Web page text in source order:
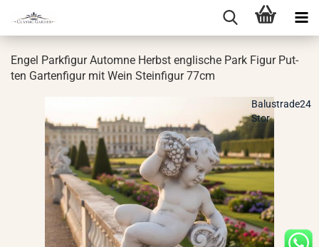
Engel Park­fi­gur Aut­o­m­ne Herbst eng­li­sche Park Figur Put­
ten Gar­ten­fi­gur mit Wein Stein­fi­gur 77cm
Balustrade24
Stor